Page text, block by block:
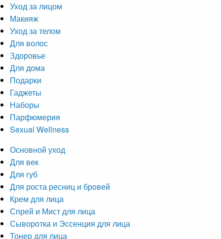
Уход за лицом
Макияж
Уход за телом
Для волос
Здоровье
Для дома
Подарки
Гаджеты
Наборы
Парфюмерия
Sexual Wellness
Основной уход
Для век
Для губ
Для роста ресниц и бровей
Крем для лица
Спрей и Мист для лица
Сыворотка и Эссенция для лица
Тонер для лица